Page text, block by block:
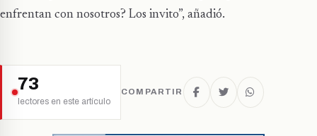
enfrentan con nosotros? Los invito”, añadió.
73
lectores en este artículo
COMPARTIR